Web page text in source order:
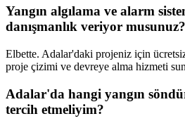
Yangın algılama ve alarm
danışmanlık veriyor musunuz?
Elbette. Adalar'daki projeniz için
proje çizimi ve devreye alma hizmeti
Adalar'da hangi yangın
tercih etmeliyim?